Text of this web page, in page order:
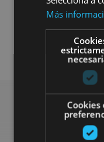
Más
Cookies